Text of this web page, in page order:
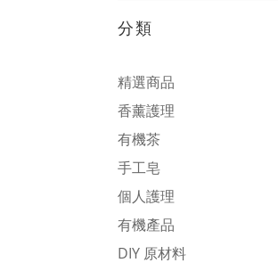
分類
精選商品
香薰護理
有機茶
手工皂
個人護理
有機產品
DIY 原材料